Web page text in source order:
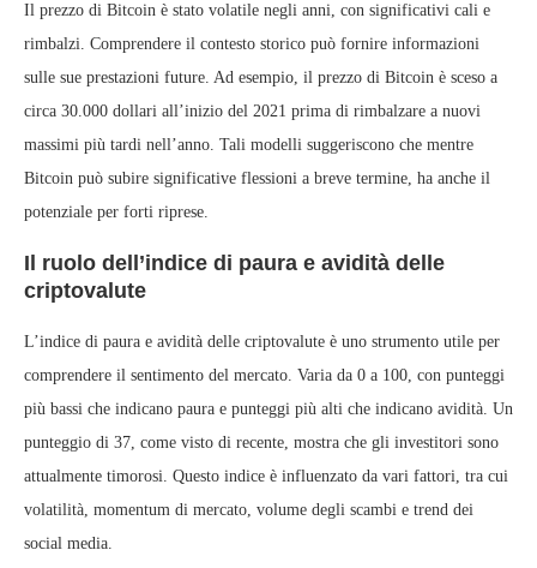
Il prezzo di Bitcoin è stato volatile negli anni, con significativi cali e
rimbalzi. Comprendere il contesto storico può fornire informazioni
sulle sue prestazioni future. Ad esempio, il prezzo di Bitcoin è sceso a
circa 30.000 dollari all’inizio del 2021 prima di rimbalzare a nuovi
massimi più tardi nell’anno. Tali modelli suggeriscono che mentre
Bitcoin può subire significative flessioni a breve termine, ha anche il
potenziale per forti riprese.
Il ruolo dell’indice di paura e avidità delle
criptovalute
L’indice di paura e avidità delle criptovalute è uno strumento utile per
comprendere il sentimento del mercato. Varia da 0 a 100, con punteggi
più bassi che indicano paura e punteggi più alti che indicano avidità. Un
punteggio di 37, come visto di recente, mostra che gli investitori sono
attualmente timorosi. Questo indice è influenzato da vari fattori, tra cui
volatilità, momentum di mercato, volume degli scambi e trend dei
social media.